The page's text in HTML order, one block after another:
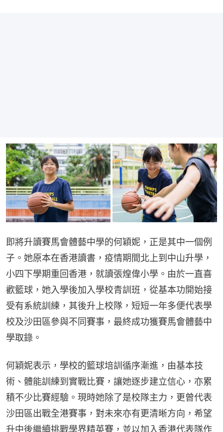
即將升讀賽馬會體藝中學的何穎妮，正是其中一個例
子。她原本在香港讀書，疫情期間北上到中山升學，
小四下學期重回香港，就讀張煌偉小學。由於一直喜
歡籃球，她入學後加入學校青訓班，從基本功開始接
受有系統訓練，其後升上校隊，短短一年多便代表學
校及沙田區參與不同賽事，最終成功獲賽馬會體藝中
學取錄。
何穎妮表示，學校的籃球培訓循序漸進，由基本技
術、體能訓練到實戰比賽，讓她逐步建立信心，亦累
積不少比賽經驗。現時她除了是校隊主力，更曾代表
沙田區出戰全港賽事，對未來亦有更清晰方向，希望
升中後繼續挑戰學界精英賽，並以加入香港代表隊作